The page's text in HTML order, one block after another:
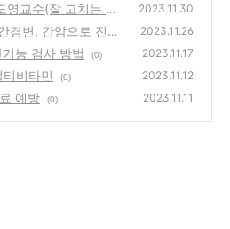
영교수(잘 고치는 의
2023.11.30
경변, 간암으로 진행
2023.11.26
능 검사 방법 (0) 2023.11.17
비타민 (0) 2023.11.12
예방 (0) 2023.11.11